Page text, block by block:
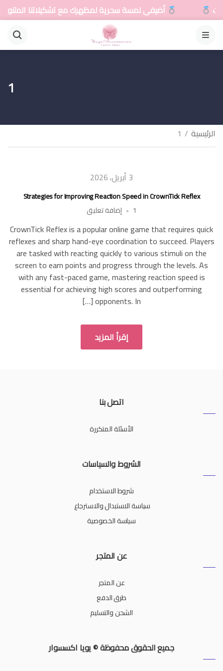
أضيفي لمسة سحرية لمظهرك مع تشكيلاتنا
القائمة
1
الرئيسية /
1
3 أبريل، 2026
Strategies for Improving Reaction Speed in CrownTick Reflex
1
إضافة تعليق
for
Improving
Reaction
Speed
in
CrownTick
Reflex
CrownTick Reflex is a popular online game that requires quick
reflexes and sharp hand-eye coordination to succeed. Players
are tasked with reacting quickly to various stimuli on the
screen to earn points and progress through the levels. As
with any fast-paced game, mastering reaction speed is
essential for achieving high scores and outperforming
opponents. In […]
إقرأ المزيد
اتصل بنا
الأسئلة المتكررة
الشروط والسياسات
شروط الاستخدام
سياسة الاستبدال والاسترجاع
سياسة الخصوصية
عن المتجر
عن المتجر
طرق الدفع
الشحن والتسليم
جميع الحقوق محفوظة © يويا اكسسوار